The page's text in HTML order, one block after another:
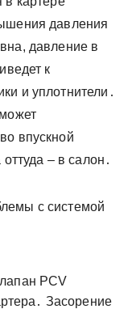
давления
давление в
к
и уплотнители․
впускной
– в салон․
с системой
PCV
Засорение